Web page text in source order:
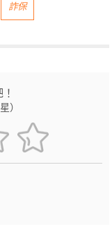
詐保
）